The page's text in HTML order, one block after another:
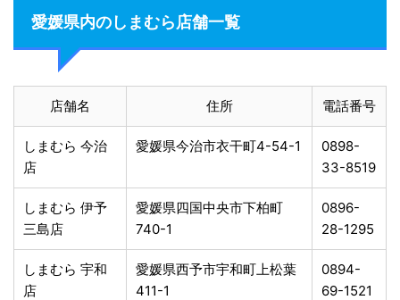
愛媛県内のしまむら店舗一覧
店舗名 住所 電話番号
しまむら 今治
店
愛媛県今治市衣干町4-54-1
0898-
33-8519
しまむら 伊予
三島店
愛媛県四国中央市下柏町
740-1
0896-
28-1295
しまむら 宇和
店
愛媛県西予市宇和町上松葉
411-1
0894-
69-1521